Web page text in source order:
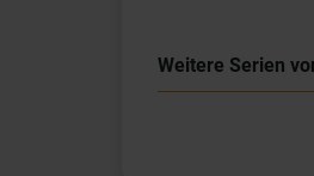
Weitere Serien